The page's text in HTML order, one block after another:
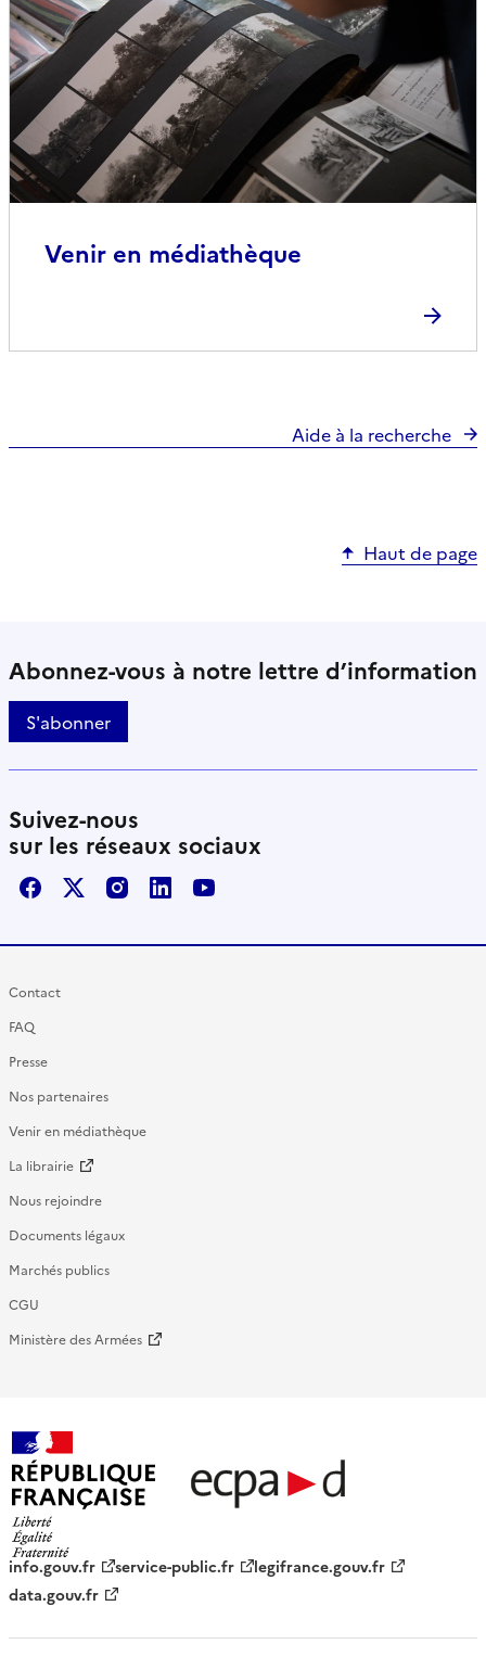
Venir en médiathèque
Aide à la recherche
Haut de page
Abonnez-vous à notre lettre d’information
S'abonner
Suivez-nous
sur les réseaux sociaux
FacebookX / TwitterInstagram
LinkedInYoutube
Contact
FAQ
Presse
Nos partenaires
Venir en médiathèque
La librairie
Nous rejoindre
Documents légaux
Marchés publics
CGU
Ministère des Armées
française - ECPAD
info.gouv.fr service-public.fr
legifrance.gouv.fr
data.gouv.fr